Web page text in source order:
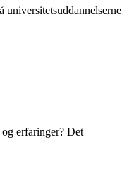
universitetsuddannelserne
erfaringer? Det